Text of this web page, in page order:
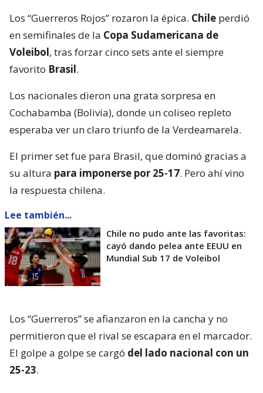
Los “Guerreros Rojos” rozaron la épica. Chile perdió
en semifinales de la Copa Sudamericana de
Voleibol, tras forzar cinco sets ante el siempre
favorito Brasil.
Los nacionales dieron una grata sorpresa en
Cochabamba (Bolivia), donde un coliseo repleto
esperaba ver un claro triunfo de la Verdeamarela.
El primer set fue para Brasil, que dominó gracias a
su altura para imponerse por 25-17. Pero ahí vino
la respuesta chilena.
Lee también...
Chile no pudo ante las favoritas:
cayó dando pelea ante EEUU en
Mundial Sub 17 de Voleibol
Los “Guerreros” se afianzaron en la cancha y no
permitieron que el rival se escapara en el marcador.
El golpe a golpe se cargó del lado nacional con un
25-23.